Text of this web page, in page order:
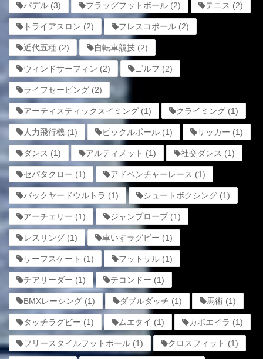
パデル (3) フラッグフットボール (2) テニス (2)
トライアスロン (2) フレスコボール (2)
近代五種 (2) 自転車競技 (2)
ウィンドサーフィン (2) ゴルフ (2)
ライフセービング (2)
アーティスティックスイミング (1) クライミング (1)
人力飛行機 (1) ピックルボール (1) サッカー (1)
ダンス (1) アルティメット (1) 社交ダンス (1)
セパタクロー (1) アドベンチャーレース (1)
バックヤードウルトラ (1) シュートボクシング (1)
アーチェリー (1) ジャンプロープ(1)
レスリング (1) 車いすラグビー (1)
サーフスケート (1) フットサル (1)
チアリーダー (1) テコンドー (1)
BMXレーシング (1) ダブルダッチ (1) 馬術 (1)
タッチラグビー (1) ムエタイ (1) カポエイラ (1)
フリースタイルフットボール (1) クロスフィット (1)